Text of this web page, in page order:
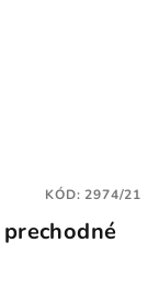
prechodné
KÓD:2974/21